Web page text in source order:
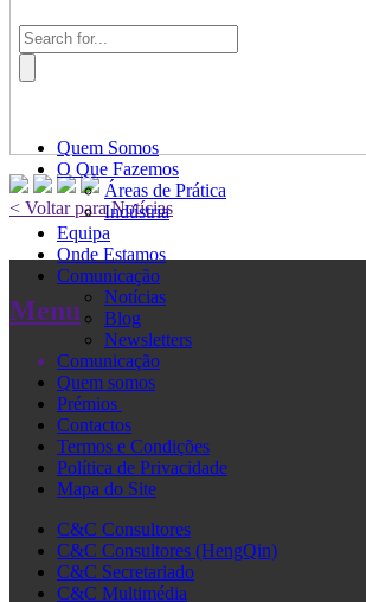
Quem Somos
O Que Fazemos
Áreas de Prática
Indústria
Equipa
Onde Estamos
Comunicação
Notícias
Blog
Newsletters
< Voltar para Notícias
Menu
Comunicação
Quem somos
Prémios
Contactos
Termos e Condições
Política de Privacidade
Mapa do Site
C&C Consultores
C&C Consultores (HengQin)
C&C Secretariado
C&C Multimédia